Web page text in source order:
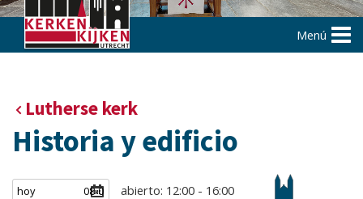
Menú
Lutherse kerk
Historia y edificio
abierto: 12:00 - 16:00